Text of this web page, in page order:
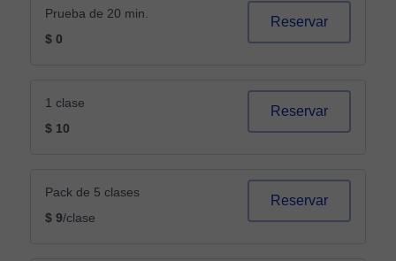
Prueba de 20 min.
$ 0
Reservar
1 clase
$ 10
Reservar
Pack de 5 clases
$ 9/clase
Reservar